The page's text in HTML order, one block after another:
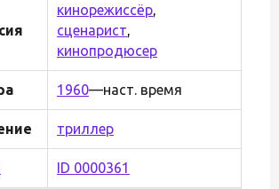
кинорежиссёр,
сценарист,
кинопродюсер
1960—наст. время
триллер
ID 0000361